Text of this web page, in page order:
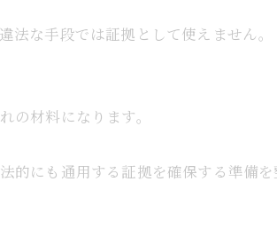
な手段では証拠として使えません。
材料になります。
的にも通用する証拠を確保する準備を